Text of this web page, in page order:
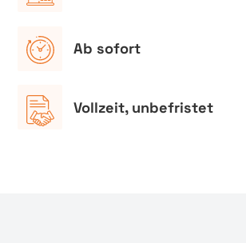
Ab sofort
Vollzeit, unbefristet